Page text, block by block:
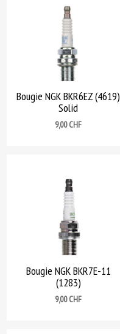
Bougie NGK BKR6EZ (4619)
Solid
Prix
9,00 CHF
Bougie NGK BKR7E-11
(1283)
Prix
9,00 CHF